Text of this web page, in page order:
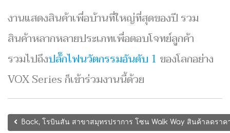
งานแสดงสินค้าเพื่อบ้านที่ใหญ่ที่สุดของปี รวม
สินค้าหลากหลายประเภทเพื่อตอบโจทย์ลูกค้า
รวมไปถึงปลั๊กไฟนวัตกรรมอันดับ 1 ของโลกอย่าง
VOX Series ก็เข้าร่วมงานนี้ด้วย
Back, โรบินสัน สาขาสมุทรปราการ โซน Walk Way สินค้าลดราค